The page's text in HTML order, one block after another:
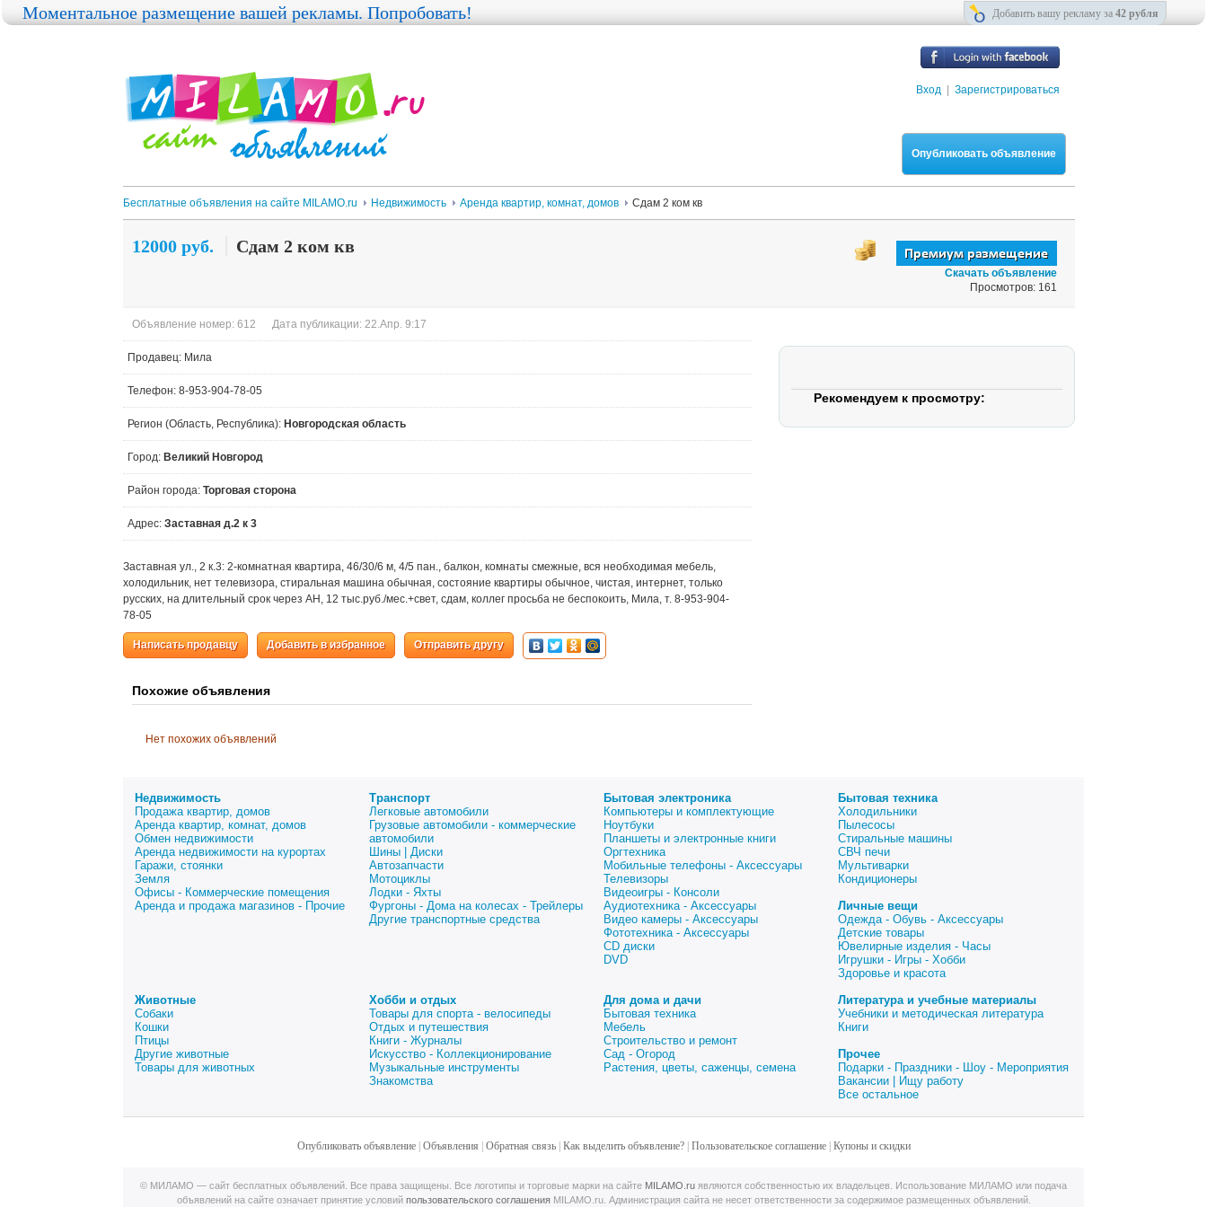
Вход Зарегистрироваться
Опубликовать объявление
Бесплатные объявления на сайте MILAMO.ru Недвижимость Аренда квартир, комнат, домов Сдам 2 ком кв
12000 руб. Сдам 2 ком кв
Скачать объявление
Просмотров: 161
Объявление номер: 612 Дата публикации: 22.Апр. 9:17
Продавец: Мила
Телефон: 8-953-904-78-05
Регион (Область, Республика): Новгородская область
Город: Великий Новгород
Район города: Торговая сторона
Адрес: Заставная д.2 к 3
Заставная ул., 2 к.3: 2-комнатная квартира, 46/30/6 м, 4/5 пан., балкон, комнаты смежные, вся необходимая мебель,
холодильник, нет телевизора, стиральная машина обычная, состояние квартиры обычное, чистая, интернет, только
русских, на длительный срок через АН, 12 тыс.руб./мес.+свет, сдам, коллег просьба не беспокоить, Мила, т. 8-953-904-
78-05
Написать продавцу Добавить в избранное Отправить другу
Похожие объявления
Нет похожих объявлений
Моментальное размещение вашей рекламы. Попробовать! Добавить вашу рекламу за 42 рубля
Рекомендуем к просмотру:
Недвижимость
Продажа квартир, домов
Аренда квартир, комнат, домов
Обмен недвижимости
Аренда недвижимости на курортах
Гаражи, стоянки
Земля
Офисы - Коммерческие помещения
Аренда и продажа магазинов - Прочие
Транспорт
Легковые автомобили
Грузовые автомобили - коммерческие
автомобили
Шины | Диски
Автозапчасти
Мотоциклы
Лодки - Яхты
Фургоны - Дома на колесах - Трейлеры
Другие транспортные средства
Бытовая электроника
Компьютеры и комплектующие
Ноутбуки
Планшеты и электронные книги
Оргтехника
Мобильные телефоны - Аксессуары
Телевизоры
Видеоигры - Консоли
Аудиотехника - Аксессуары
Видео камеры - Аксессуары
Фототехника - Аксессуары
CD диски
DVD
Бытовая техника
Холодильники
Пылесосы
Стиральные машины
СВЧ печи
Мультиварки
Кондиционеры
Личные вещи
Одежда - Обувь - Аксессуары
Детские товары
Ювелирные изделия - Часы
Игрушки - Игры - Хобби
Здоровье и красота
Животные
Собаки
Кошки
Птицы
Другие животные
Товары для животных
Хобби и отдых
Товары для спорта - велосипеды
Отдых и путешествия
Книги - Журналы
Искусство - Коллекционирование
Музыкальные инструменты
Знакомства
Для дома и дачи
Бытовая техника
Мебель
Строительство и ремонт
Сад - Огород
Растения, цветы, саженцы, семена
Литература и учебные материалы
Учебники и методическая литература
Книги
Прочее
Подарки - Праздники - Шоу - Мероприятия
Вакансии | Ищу работу
Все остальное
Опубликовать объявление| Объявления Обратная связь| Как выделить объявление?| Пользовательское соглашение| Купоны и скидки
© МИЛАМО — сайт бесплатных объявлений. Все права защищены. Все логотипы и торговые марки на сайте MILAMO.ru являются собственностью их владельцев. Использование МИЛАМО или подача
объявлений на сайте означает принятие условий пользовательского соглашенияMILAMO.ru. Администрация сайта не несет ответственности за содержимое размещенных объявлений.